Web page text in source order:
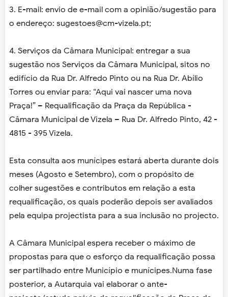
3. E-mail: envio de e-mail com a opinião/sugestão para
o endereço: sugestoes@cm-vizela.pt;
4. Serviços da Câmara Municipal: entregar a sua
sugestão nos Serviços da Câmara Municipal, sitos no
edifício da Rua Dr. Alfredo Pinto ou na Rua Dr. Abílio
Torres ou enviar para: “Aqui vai nascer uma nova
Praça!” – Requalificação da Praça da República -
Câmara Municipal de Vizela – Rua Dr. Alfredo Pinto, 42 -
4815 - 395 Vizela.
Esta consulta aos munícipes estará aberta durante dois
meses (Agosto e Setembro), com o propósito de
colher sugestões e contributos em relação a esta
requalificação, os quais poderão depois ser avaliados
pela equipa projectista para a sua inclusão no projecto.
A Câmara Municipal espera receber o máximo de
propostas para que o esforço da requalificação possa
ser partilhado entre Município e munícipes.Numa fase
posterior, a Autarquia vai elaborar o ante-